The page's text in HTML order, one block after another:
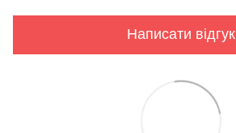
Написати відгук